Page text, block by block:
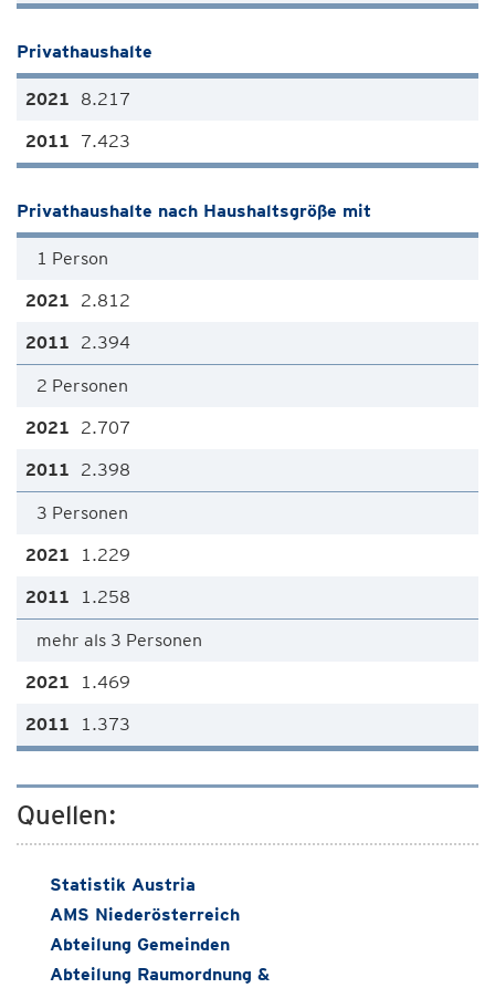
Privathaushalte
8.217
7.423
Privathaushalte nach Haushaltsgröße mit
1 Person
2.812
2.394
2 Personen
2.707
2.398
3 Personen
1.229
1.258
mehr als 3 Personen
1.469
1.373
Quellen:
Statistik Austria
AMS Niederösterreich
Abteilung Gemeinden
Abteilung Raumordnung &